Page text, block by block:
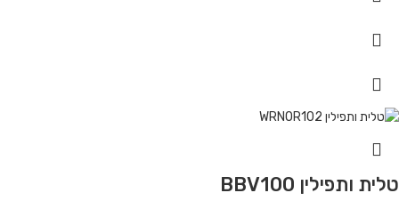
טלית ותפילין BBV100